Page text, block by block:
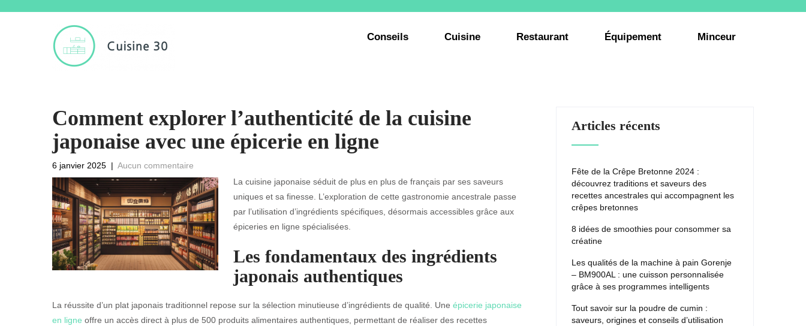
Conseils Cuisine Restaurant Équipement Minceur
Comment explorer l’authenticité de la cuisine
japonaise avec une épicerie en ligne
6 janvier 2025 | Aucun commentaire
La cuisine japonaise séduit de plus en plus de français par ses saveurs
uniques et sa finesse. L’exploration de cette gastronomie ancestrale passe
par l’utilisation d’ingrédients spécifiques, désormais accessibles grâce aux
épiceries en ligne spécialisées.
Les fondamentaux des ingrédients
japonais authentiques
La réussite d’un plat japonais traditionnel repose sur la sélection minutieuse d’ingrédients de qualité. Une épicerie japonaise
en ligne offre un accès direct à plus de 500 produits alimentaires authentiques, permettant de réaliser des recettes
Articles récents
Fête de la Crêpe Bretonne 2024 :
découvrez traditions et saveurs des
recettes ancestrales qui accompagnent les
crêpes bretonnes
8 idées de smoothies pour consommer sa
créatine
Les qualités de la machine à pain Gorenje
– BM900AL : une cuisson personnalisée
grâce à ses programmes intelligents
Tout savoir sur la poudre de cumin :
saveurs, origines et conseils d’utilisation